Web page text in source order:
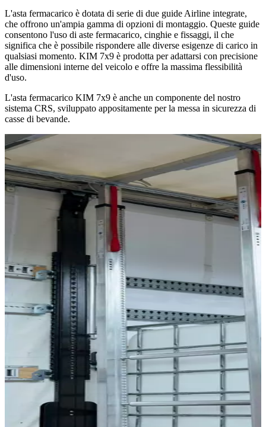
L'asta fermacarico è dotata di serie di due guide Airline integrate,
che offrono un'ampia gamma di opzioni di montaggio. Queste guide
consentono l'uso di aste fermacarico, cinghie e fissaggi, il che
significa che è possibile rispondere alle diverse esigenze di carico in
qualsiasi momento. KIM 7x9 è prodotta per adattarsi con precisione
alle dimensioni interne del veicolo e offre la massima flessibilità
d'uso.
L'asta fermacarico KIM 7x9 è anche un componente del nostro
sistema CRS, sviluppato appositamente per la messa in sicurezza di
casse di bevande.